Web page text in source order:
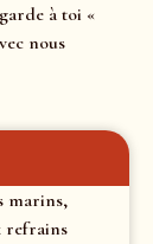
à toi «
nous
marins,
refrains